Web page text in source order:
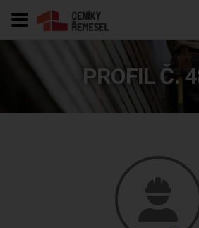
PROFIL Č.